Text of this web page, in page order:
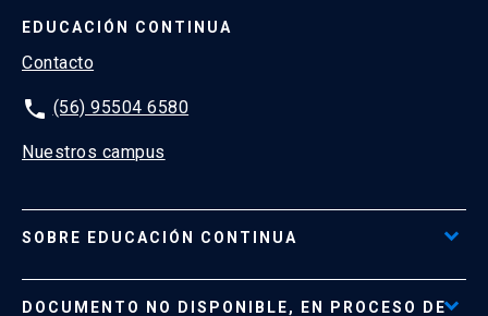
EDUCACIÓN CONTINUA
Contacto
phone (56) 95504 6580
Nuestros campus
SOBRE EDUCACIÓN CONTINUA
DOCUMENTO NO DISPONIBLE, EN PROCESO DE